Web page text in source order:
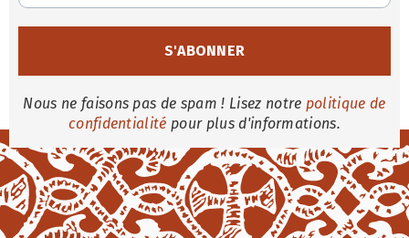
Nous ne faisons pas de spam ! Lisez notre politique de
confidentialité pour plus d'informations.